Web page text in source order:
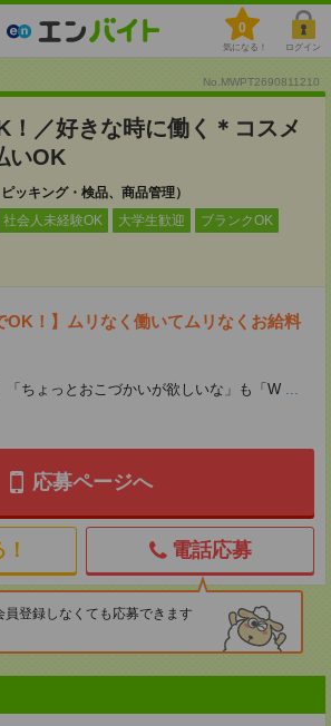
0
気になる！ ログイン
No.MWPT2690811210
！／好きな時に働く＊コスメ
いOK
ッキング・検品、商品管理）
社会人未経験OK 大学生歓迎 ブランクOK
OK！】ムリなく働いてムリなくお給料
「ちょっとおこづかいが欲しいな」も「W ...
応募ページへ
電話応募
員登録しなくても応募できます